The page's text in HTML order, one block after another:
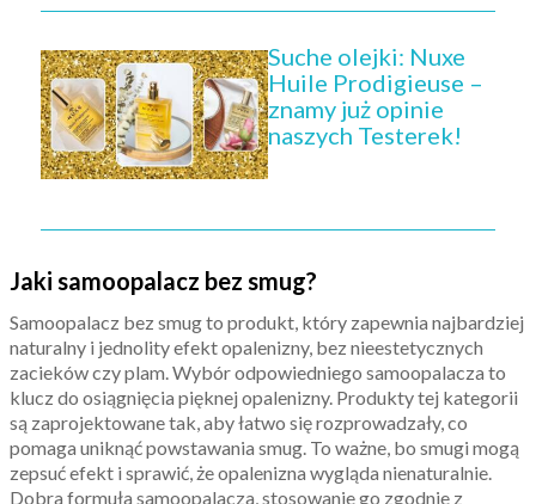
Suche olejki: Nuxe
Huile Prodigieuse –
znamy już opinie
naszych Testerek!
Jaki samoopalacz bez smug?
Samoopalacz bez smug to produkt, który zapewnia najbardziej
naturalny i jednolity efekt opalenizny, bez nieestetycznych
zacieków czy plam. Wybór odpowiedniego samoopalacza to
klucz do osiągnięcia pięknej opalenizny. Produkty tej kategorii
są zaprojektowane tak, aby łatwo się rozprowadzały, co
pomaga uniknąć powstawania smug. To ważne, bo smugi mogą
zepsuć efekt i sprawić, że opalenizna wygląda nienaturalnie.
Dobra formuła samoopalacza, stosowanie go zgodnie z